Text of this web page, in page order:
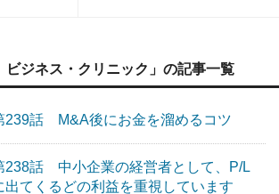
ビジネス・クリニック」の記事一覧
239話 M&A後にお金を溜めるコツ
238話 中小企業の経営者として、P/L
出てくるどの利益を重視しています